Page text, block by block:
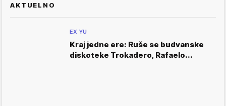
AKTUELNO
EX YU
Kraj jedne ere: Ruše se budvanske
diskoteke Trokadero, Rafaelo...